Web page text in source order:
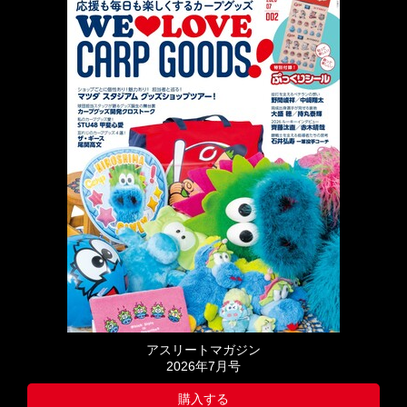
アスリートマガジン
2026年7月号
購入する